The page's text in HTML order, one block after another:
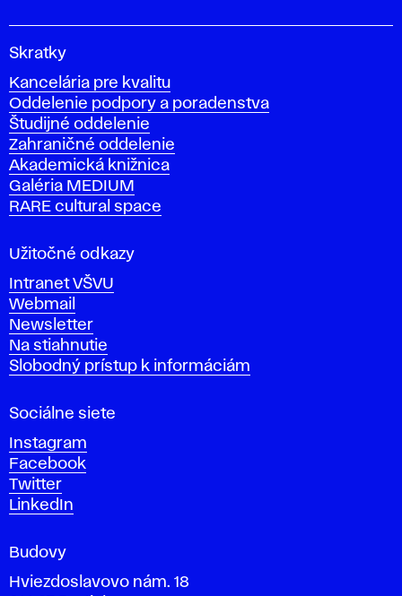
V
s
o
k
á
š
k
o
a
ý
t
v
a
r
ý
c
h
u
m
e
í
v
Skratky
Kancelária pre kvalitu
Oddelenie podpory a poradenstva
Študijné oddelenie
Zahraničné oddelenie
Akademická knižnica
Galéria MEDIUM
RARE cultural space
Užitočné odkazy
Intranet VŠVU
Webmail
Newsletter
Na stiahnutie
Slobodný prístup k informáciám
Sociálne siete
Instagram
Facebook
Twitter
LinkedIn
Budovy
Hviezdoslavovo nám. 18